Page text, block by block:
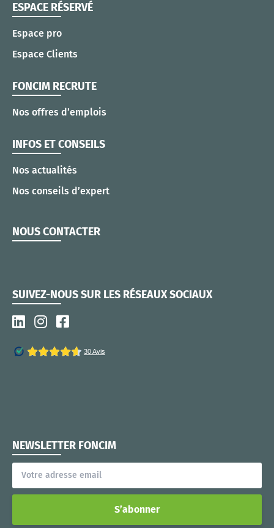
ESPACE RÉSERVÉ
Espace pro
Espace Clients
FONCIM RECRUTE
Nos offres d’emplois
INFOS ET CONSEILS
Nos actualités
Nos conseils d’expert
NOUS CONTACTER
SUIVEZ-NOUS SUR LES RÉSEAUX SOCIAUX
NEWSLETTER FONCIM
S’abonner